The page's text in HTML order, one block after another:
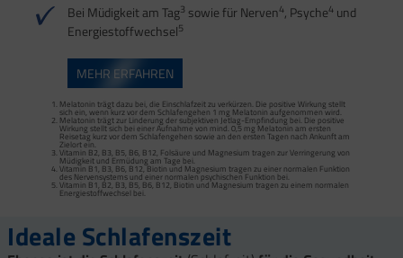
Bei Müdigkeit am Tag3 sowie für Nerven4, Psyche4 und
Energiestoffwechsel5
MEHR ERFAHREN
Melatonin trägt dazu bei, die Einschlafzeit zu verkürzen. Die positive Wirkung stellt
sich ein, wenn kurz vor dem Schlafengehen 1 mg Melatonin aufgenommen wird.
Melatonin trägt zur Linderung der subjektiven Jetlag-Empfindung bei. Die positive
Wirkung stellt sich bei einer Aufnahme von mind. 0,5 mg Melatonin am ersten
Reisetag kurz vor dem Schlafengehen sowie an den ersten Tagen nach Ankunft am
Zielort ein.
Vitamin B2, B3, B5, B6, B12, Folsäure und Magnesium tragen zur Verringerung von
Müdigkeit und Ermüdung am Tage bei.
Vitamin B1, B3, B6, B12, Biotin und Magnesium tragen zu einer normalen Funktion
des Nervensystems und einer normalen psychischen Funktion bei.
Vitamin B1, B2, B3, B5, B6, B12, Biotin und Magnesium tragen zu einem normalen
Energiestoffwechsel bei.
Ideale Schlafenszeit